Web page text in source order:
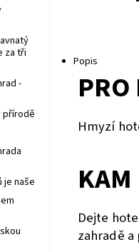
Popis
PRO
Hmyzí
Dejte
zahradě
za tři
-
přírodě
je naše